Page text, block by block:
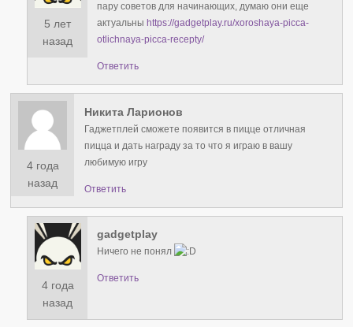
5 лет
назад
пару советов для начинающих, думаю они еще
актуальны https://gadgetplay.ru/xoroshaya-picca-
otlichnaya-picca-recepty/
Ответить
4 года
назад
Никита Ларионов
Гаджетплей сможете появится в пицце отличная
пицца и дать награду за то что я играю в вашу
любимую игру
Ответить
4 года
назад
gadgetplay
Ничего не понял
Ответить